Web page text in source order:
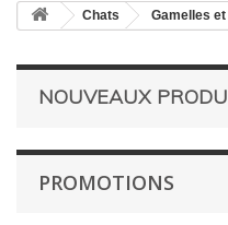
Chats Gamelles
NOUVEAUX
PROMOTIONS